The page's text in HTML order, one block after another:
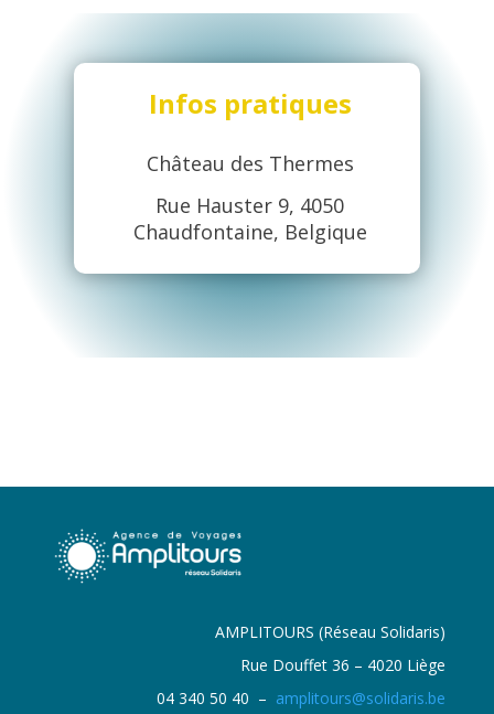
Infos pratiques
Château des Thermes
Rue Hauster 9, 4050
Chaudfontaine, Belgique
AMPLITOURS (Réseau Solidaris)
Rue Douffet 36 – 4020 Liège
04 340 50 40 – amplitours@solidaris.be